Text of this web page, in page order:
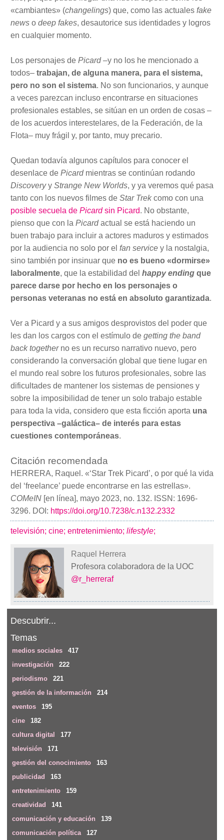
«cambiantes» (changelings) que, como las actuales fake
news o deep fakes, desautorice sus identidades y logros
en cualquier momento.
Los personajes de Picard–y no los he mencionado a
todos– trabajan, de alguna manera, para el sistema,
pero no son el sistema. No son funcionarios, y aunque
a veces parezcan incluso encontrarse en situaciones
profesionales estables, se sitúan en un orden de cosas –
de los acuerdos interestelares, de la Federación, de la
Flota– muy frágil y, por tanto, muy precario.
Quedan todavía algunos capítulos para conocer el
desenlace de Picardmientras se continúan rodando
Discoveryy Strange New Worlds, y ya veremos qué pasa
tanto con los nuevos filmes de Star Trekcomo con una
posible secuela de Picardsin Picard. No obstante,
pienso que con la Picardactual se está haciendo un
buen trabajo para incluir a actores maduros y estimados
por la audiencia no solo por el fan service y la nostalgia,
sino también por insinuar que no es bueno «dormirse»
laboralmente, que la estabilidad del happy ending que
parece darse por hecho en los personajes o
personas veteranas no está en absoluto garantizada.
Ver a Picard y a sus amigos desprovistos del poder que
les dan los cargos con el estímulo de getting the band
back togetherno es un recurso narrativo nuevo, pero
considerando la conversación global que tiene lugar en
el mundo real sobre los futuros profesionales, sobre las
dificultades de mantener los sistemas de pensiones y
sobre la imposibilidad de tener un solo trabajo estable
para toda la vida, considero que esta ficción aporta una
perspectiva –galáctica– de interés para estas
cuestiones contemporáneas.
Citación recomendada
HERRERA, Raquel. «‘Star Trek Picard’, o por qué la vida
del ‘freelance’ puede encontrarse en las estrellas».
COMeIN [en línea], mayo 2023, no. 132. ISSN: 1696-
3296. DOI: https://doi.org/10.7238/c.n132.2332
televisión; cine; entretenimiento; lifestyle;
Raquel Herrera
Profesora colaboradora de la UOC
@r_herreraf
Descubrir...
Temas
medios sociales
417
investigación
222
periodismo
221
gestión de la información
214
eventos
195
cine
182
cultura digital
177
televisión
171
gestión del conocimiento
163
publicidad
163
entretenimiento
159
creatividad
141
comunicación y educación
139
comunicación política
127